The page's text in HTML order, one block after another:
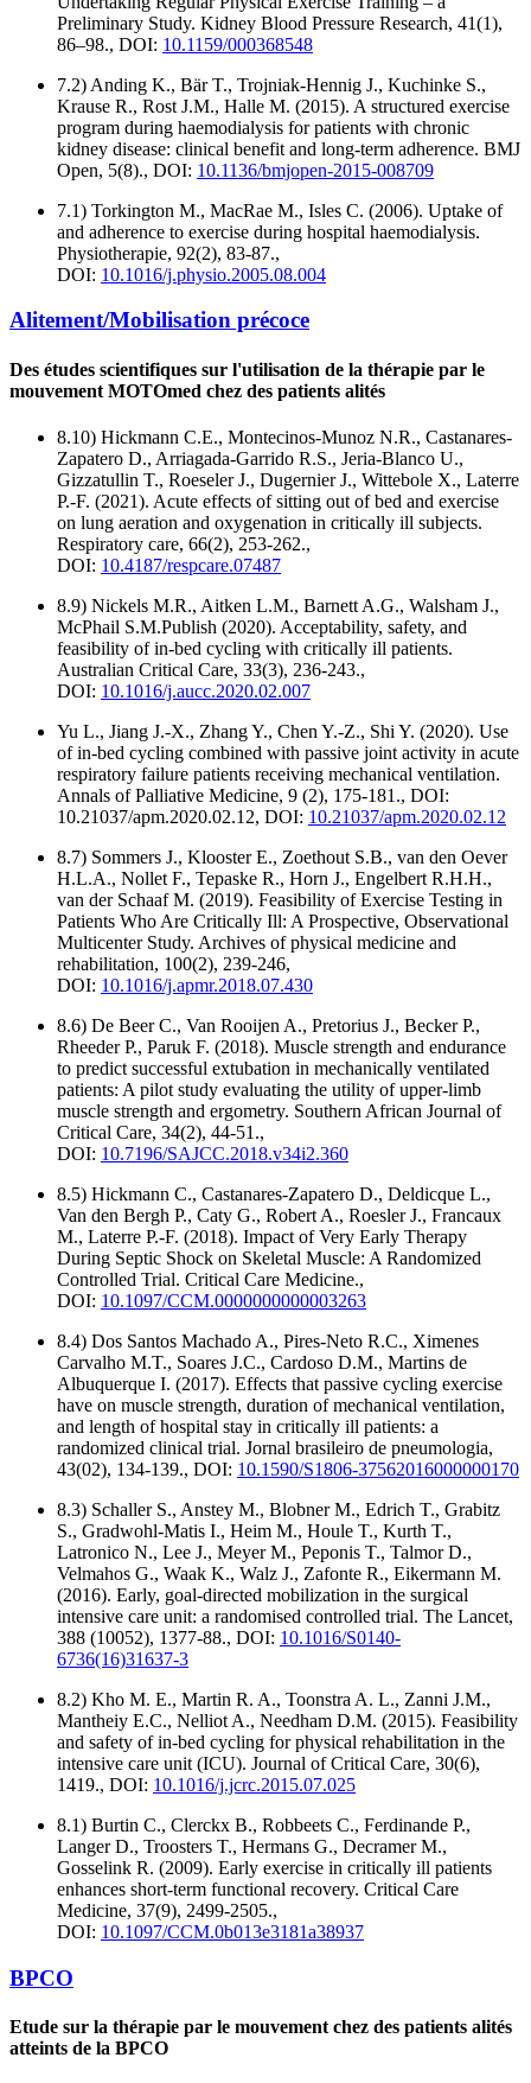
Preliminary Study. Kidney Blood Pressure Research, 41(1),
86–98., DOI: 10.1159/000368548
7.2) Anding K., Bär T., Trojniak-Hennig J., Kuchinke S.,
Krause R., Rost J.M., Halle M. (2015). A structured exercise
program during haemodialysis for patients with chronic
kidney disease: clinical benefit and long-term adherence. BMJ
Open, 5(8)., DOI: 10.1136/bmjopen-2015-008709
7.1) Torkington M., MacRae M., Isles C. (2006). Uptake of
and adherence to exercise during hospital haemodialysis.
Physiotherapie, 92(2), 83-87.,
DOI: 10.1016/j.physio.2005.08.004
Alitement/Mobilisation précoce
Des études scientifiques sur l'utilisation de la thérapie par le
mouvement MOTOmed chez des patients alités
8.10) Hickmann C.E., Montecinos-Munoz N.R., Castanares-
Zapatero D., Arriagada-Garrido R.S., Jeria-Blanco U.,
Gizzatullin T., Roeseler J., Dugernier J., Wittebole X., Laterre
P.-F. (2021). Acute effects of sitting out of bed and exercise
on lung aeration and oxygenation in critically ill subjects.
Respiratory care, 66(2), 253-262.,
DOI: 10.4187/respcare.07487
8.9) Nickels M.R., Aitken L.M., Barnett A.G., Walsham J.,
McPhail S.M.Publish (2020). Acceptability, safety, and
feasibility of in-bed cycling with critically ill patients.
Australian Critical Care, 33(3), 236-243.,
DOI: 10.1016/j.aucc.2020.02.007
Yu L., Jiang J.-X., Zhang Y., Chen Y.-Z., Shi Y. (2020). Use
of in-bed cycling combined with passive joint activity in acute
respiratory failure patients receiving mechanical ventilation.
Annals of Palliative Medicine, 9 (2), 175-181., DOI:
10.21037/apm.2020.02.12, DOI: 10.21037/apm.2020.02.12
8.7) Sommers J., Klooster E., Zoethout S.B., van den Oever
H.L.A., Nollet F., Tepaske R., Horn J., Engelbert R.H.H.,
van der Schaaf M. (2019). Feasibility of Exercise Testing in
Patients Who Are Critically Ill: A Prospective, Observational
Multicenter Study. Archives of physical medicine and
rehabilitation, 100(2), 239-246,
DOI: 10.1016/j.apmr.2018.07.430
8.6) De Beer C., Van Rooijen A., Pretorius J., Becker P.,
Rheeder P., Paruk F. (2018). Muscle strength and endurance
to predict successful extubation in mechanically ventilated
patients: A pilot study evaluating the utility of upper-limb
muscle strength and ergometry. Southern African Journal of
Critical Care, 34(2), 44-51.,
DOI: 10.7196/SAJCC.2018.v34i2.360
8.5) Hickmann C., Castanares-Zapatero D., Deldicque L.,
Van den Bergh P., Caty G., Robert A., Roesler J., Francaux
M., Laterre P.-F. (2018). Impact of Very Early Therapy
During Septic Shock on Skeletal Muscle: A Randomized
Controlled Trial. Critical Care Medicine.,
DOI: 10.1097/CCM.0000000000003263
8.4) Dos Santos Machado A., Pires-Neto R.C., Ximenes
Carvalho M.T., Soares J.C., Cardoso D.M., Martins de
Albuquerque I. (2017). Effects that passive cycling exercise
have on muscle strength, duration of mechanical ventilation,
and length of hospital stay in critically ill patients: a
randomized clinical trial. Jornal brasileiro de pneumologia,
43(02), 134-139., DOI: 10.1590/S1806-37562016000000170
8.3) Schaller S., Anstey M., Blobner M., Edrich T., Grabitz
S., Gradwohl-Matis I., Heim M., Houle T., Kurth T.,
Latronico N., Lee J., Meyer M., Peponis T., Talmor D.,
Velmahos G., Waak K., Walz J., Zafonte R., Eikermann M.
(2016). Early, goal-directed mobilization in the surgical
intensive care unit: a randomised controlled trial. The Lancet,
388 (10052), 1377-88., DOI: 10.1016/S0140-
6736(16)31637-3
8.2) Kho M. E., Martin R. A., Toonstra A. L., Zanni J.M.,
Mantheiy E.C., Nelliot A., Needham D.M. (2015). Feasibility
and safety of in-bed cycling for physical rehabilitation in the
intensive care unit (ICU). Journal of Critical Care, 30(6),
1419., DOI: 10.1016/j.jcrc.2015.07.025
8.1) Burtin C., Clerckx B., Robbeets C., Ferdinande P.,
Langer D., Troosters T., Hermans G., Decramer M.,
Gosselink R. (2009). Early exercise in critically ill patients
enhances short-term functional recovery. Critical Care
Medicine, 37(9), 2499-2505.,
DOI: 10.1097/CCM.0b013e3181a38937
BPCO
Etude sur la thérapie par le mouvement chez des patients alités
atteints de la BPCO